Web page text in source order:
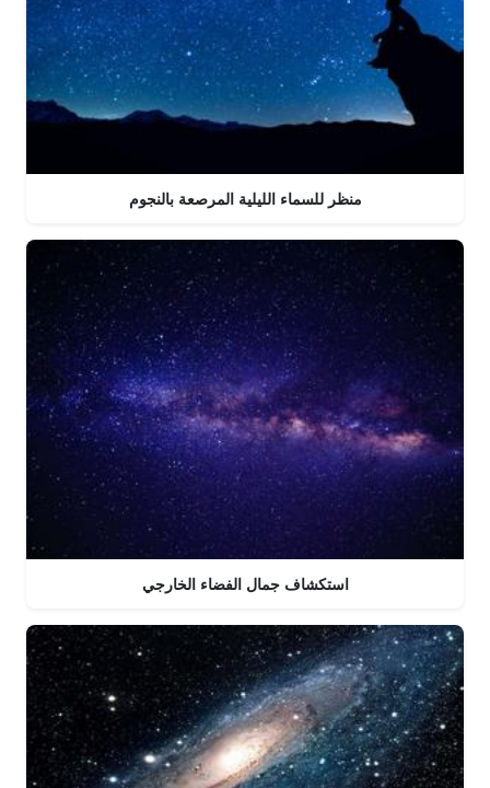
منظر للسماء الليلية المرصعة بالنجوم
استكشاف جمال الفضاء الخارجي